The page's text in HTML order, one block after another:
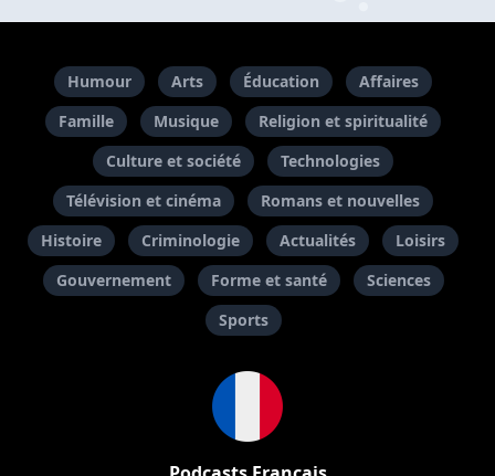
Humour Arts Éducation
Affaires
Famille
Musique
Religion et spiritualité
Culture et société
Technologies
Télévision et cinéma
Romans et nouvelles
Histoire
Criminologie Actualités
Loisirs
Gouvernement
Forme et santé
Sciences
Sports